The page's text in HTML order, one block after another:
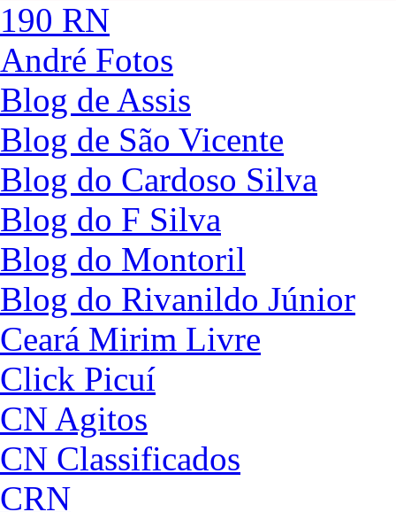
190 RN
André Fotos
Blog de Assis
Blog de São Vicente
Blog do Cardoso Silva
Blog do F Silva
Blog do Montoril
Blog do Rivanildo Júnior
Ceará Mirim Livre
Click Picuí
CN Agitos
CN Classificados
CRN